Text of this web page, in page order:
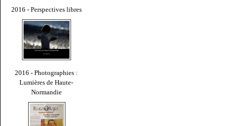
2016 - Perspectives libres
2016 - Photographies :
Lumières de Haute-
Normandie